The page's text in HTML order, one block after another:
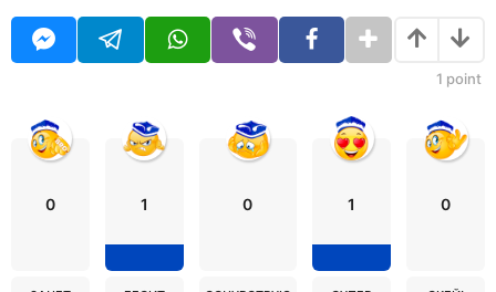
1 point
0 1 0 1 0